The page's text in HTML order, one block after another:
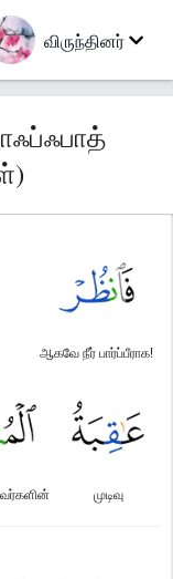
விருந்தினர்
ஆகவே நீர் பார்ப்பீராக!
முடிவு